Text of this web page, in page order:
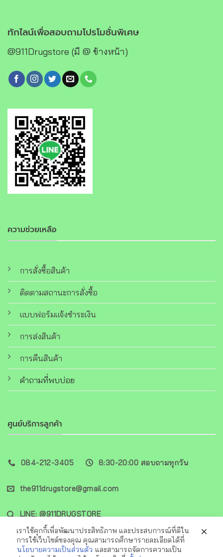
ความช่วยเหลือ
การสั่งซื้อสินค้า
ติดตามสถานะการสั่งซื้อ
แบบฟอร์มแจ้งชำระเงิน
การส่งสินค้า
การคืนสินค้า
คำถามที่พบบ่อย
ศูนย์บริการลูกค้า
084-212-3405 8:30-20:00 สอบถามทุกวัน
the911drugstore@gmail.com
LINE: @911DRUGSTORE
ทักไลน์เพื่อสอบถามโปรโมชั่นพิเศษ
@911Drugstore (มี @ ข้างหน้า)
เราใช้คุกกี้เพื่อพัฒนาประสิทธิภาพ และประสบการณ์ที่ดีใน
การใช้เว็บไซต์ของคุณ คุณสามารถศึกษารายละเอียดได้ที่
นโยบายความเป็นส่วนตัว และสามารถจัดการความเป็น